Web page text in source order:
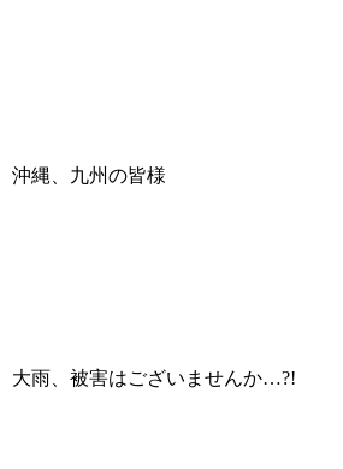
沖縄、九州の皆様
大雨、被害はございませんか…?!